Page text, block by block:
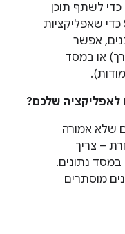
לשתף תוכן
מדיה, משתמשים ב-Shared Storage כדי שאפליקציות
אפשר
או במסד
לאפליקציה שלכם?
שלא אמורה
– צריך
נתונים.
מוסתרים